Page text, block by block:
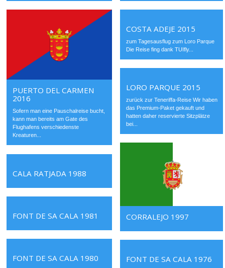
PUERTO DEL CARMEN
2016
Sofern man eine Pauschalreise bucht,
kann man bereits am Gate des
Flughafens verschiedenste
Kreaturen...
COSTA ADEJE 2015
zum Tagesausflug zum Loro Parque
Die Reise fing dank TUIfly...
LORO PARQUE 2015
zurück zur Teneriffa-Reise Wir haben
das Premium-Paket gekauft und
hatten daher reservierte Sitzplätze
bei...
CORRALEJO 1997
CALA RATJADA 1988
FONT DE SA CALA 1981
FONT DE SA CALA 1980 FONT DE SA CALA 1976